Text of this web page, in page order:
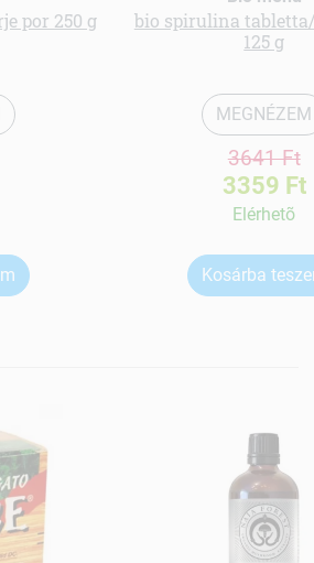
por 250 g
bio spirulina
125 g
MEGNÉZEM
3641 Ft
3359 Ft
Elérhetõ
Kosárba